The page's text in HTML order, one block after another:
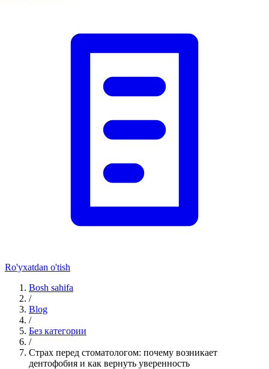
Ro'yxatdan o'tish
Bosh sahifa
/
Blog
/
Без категории
/
Страх перед стоматологом: почему возникает
дентофобия и как вернуть уверенность